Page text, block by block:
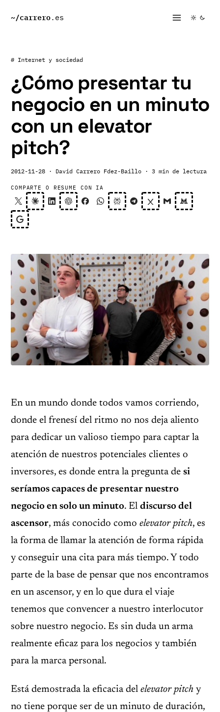
~/carrero.es
# Internet y sociedad
¿Cómo presentar tu
negocio en un minuto
con un elevator
pitch?
2012-11-28 · David Carrero Fdez-Baillo · 3 min de lectura
COMPARTE O RESUME CON IA
En un mundo donde todos vamos corriendo,
donde el frenesí del ritmo no nos deja aliento
para dedicar un valioso tiempo para captar la
atención de nuestros potenciales clientes o
inversores, es donde entra la pregunta de si
seríamos capaces de presentar nuestro
negocio en solo un minuto. El discurso del
ascensor, más conocido como elevator pitch, es
la forma de llamar la atención de forma rápida
y conseguir una cita para más tiempo. Y todo
parte de la base de pensar que nos encontramos
en un ascensor, y en lo que dura el viaje
tenemos que convencer a nuestro interlocutor
sobre nuestro negocio. Es sin duda un arma
realmente eficaz para los negocios y también
para la marca personal.
Está demostrada la eficacia del elevator pitch y
no tiene porque ser de un minuto de duración,